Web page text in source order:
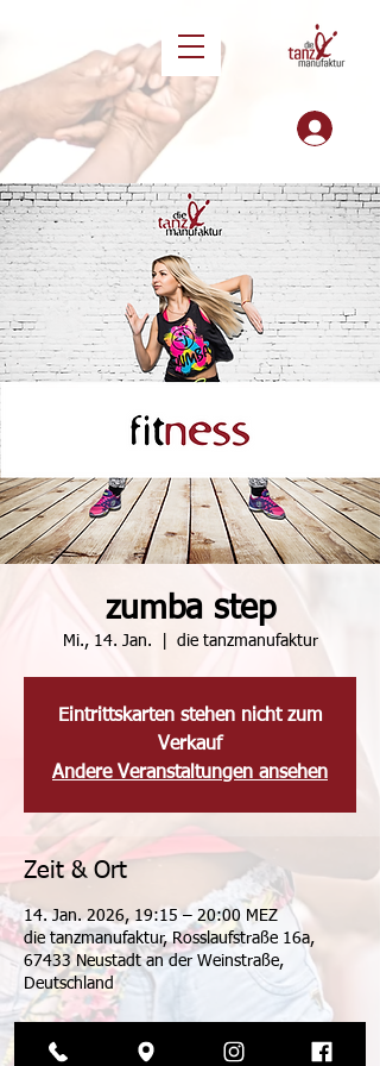
zumba step
Mi., 14. Jan. die tanzmanufaktur
Eintrittskarten stehen nicht zum
Verkauf
Andere Veranstaltungen ansehen
Zeit & Ort
14. Jan. 2026, 19:15 – 20:00 MEZ
die tanzmanufaktur, Rosslaufstraße 16a,
67433 Neustadt an der Weinstraße,
Deutschland